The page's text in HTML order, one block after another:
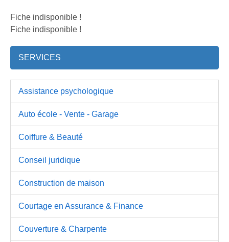
Fiche indisponible !
Fiche indisponible !
SERVICES
Assistance psychologique
Auto école - Vente - Garage
Coiffure & Beauté
Conseil juridique
Construction de maison
Courtage en Assurance & Finance
Couverture & Charpente